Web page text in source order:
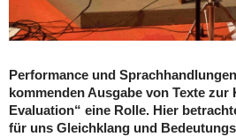
Performance und
kommenden Ausgabe von Texte
Evaluation“ eine Rolle. Hier
für uns Gleichklang und